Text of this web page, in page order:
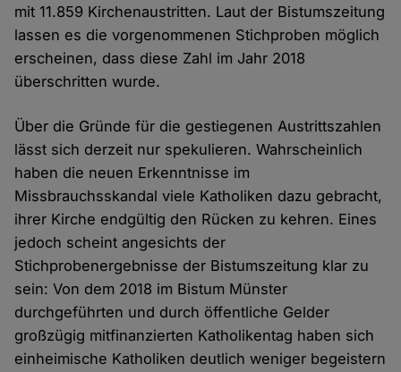
mit 11.859 Kirchenaustritten. Laut der Bistumszeitung
lassen es die vorgenommenen Stichproben möglich
erscheinen, dass diese Zahl im Jahr 2018
überschritten wurde.
Über die Gründe für die gestiegenen Austrittszahlen
lässt sich derzeit nur spekulieren. Wahrscheinlich
haben die neuen Erkenntnisse im
Missbrauchsskandal viele Katholiken dazu gebracht,
ihrer Kirche endgültig den Rücken zu kehren. Eines
jedoch scheint angesichts der
Stichprobenergebnisse der Bistumszeitung klar zu
sein: Von dem 2018 im Bistum Münster
durchgeführten und durch öffentliche Gelder
großzügig mitfinanzierten Katholikentag haben sich
einheimische Katholiken deutlich weniger begeistern